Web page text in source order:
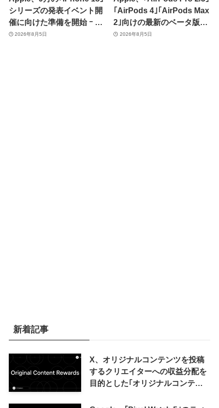
シリーズの発表イベント開
催に向けた準備を開始 ｰ 9
月8日か9月9日に開催見込
2026年8月5日
｢AirPods 4｣｢AirPods Max
2｣向けの最新のベータ版フ
ァームウェア｢9A5336b｣を
2026年8月5日
新着記事
X、オリジナルコンテンツを投稿
するクリエイターへの収益分配を
目的とした｢オリジナルコンテン